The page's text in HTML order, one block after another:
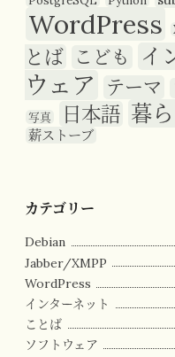
WordPress
とば こども イ
ウェア
テーマ
写真 日本語 暮
薪ストーブ
カテゴリー
Debian
Jabber/XMPP
WordPress
インターネット
ことば
ソフトウェア